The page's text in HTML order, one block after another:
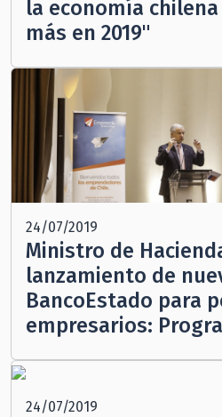
la economía
más en 2019"
24/07/2019
Ministro de
lanzamiento de
BancoEstado para
empresarios:
24/07/2019